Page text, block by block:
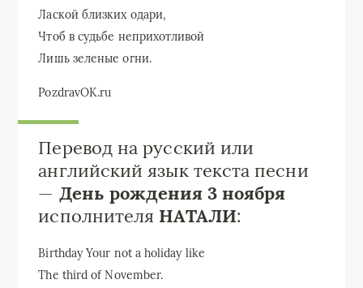
Лаской близких одари,
Чтоб в судьбе неприхотливой
Лишь зеленые огни.
PozdravOK.ru
Перевод на русский или
английский язык текста песни
— День рождения 3 ноября
исполнителя НАТАЛИ:
Birthday Your not a holiday like
The third of November.